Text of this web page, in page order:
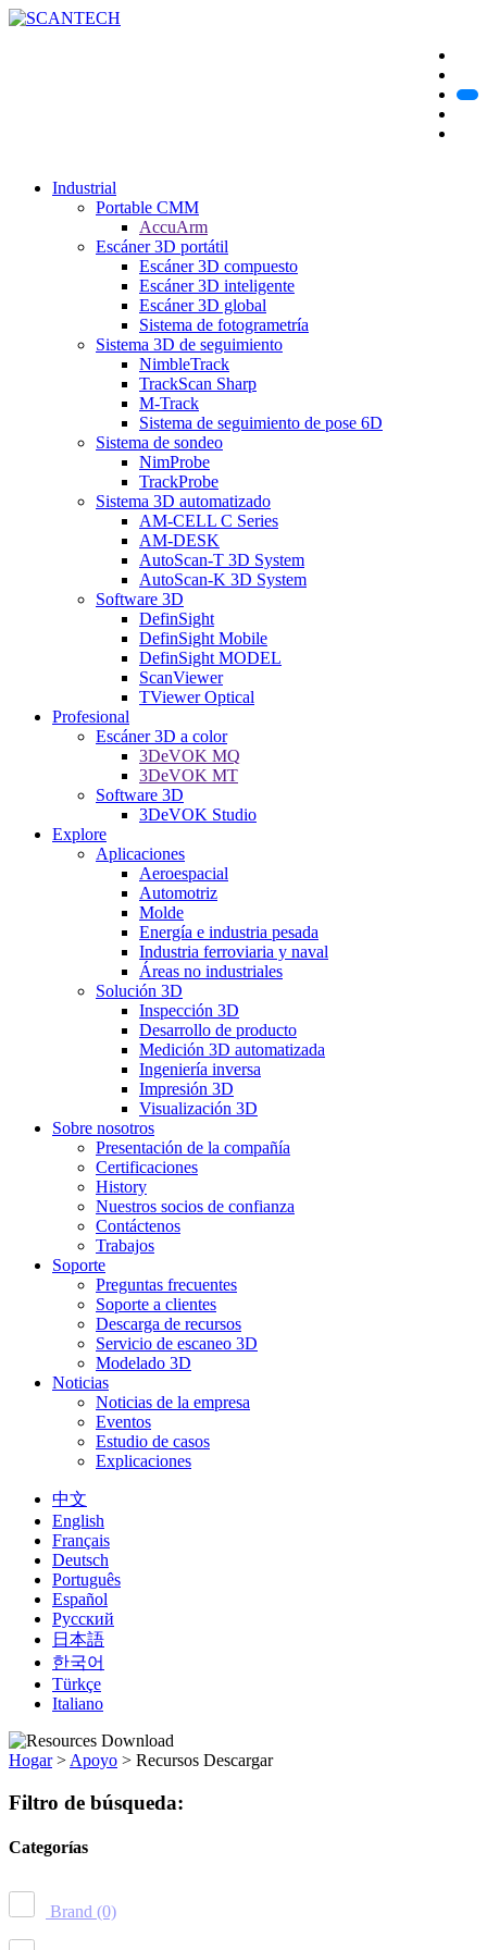
Industrial
Portable CMM
AccuArm
Escáner 3D portátil
Escáner 3D compuesto
Escáner 3D inteligente
Escáner 3D global
Sistema de fotogrametría
Sistema 3D de seguimiento
NimbleTrack
TrackScan Sharp
M-Track
Sistema de seguimiento de pose 6D
Sistema de sondeo
NimProbe
TrackProbe
Sistema 3D automatizado
AM-CELL C Series
AM-DESK
AutoScan-T 3D System
AutoScan-K 3D System
Software 3D
DefinSight
DefinSight Mobile
DefinSight MODEL
ScanViewer
TViewer Optical
Profesional
Escáner 3D a color
3DeVOK MQ
3DeVOK MT
Software 3D
3DeVOK Studio
Explore
Aplicaciones
Aeroespacial
Automotriz
Molde
Energía e industria pesada
Industria ferroviaria y naval
Áreas no industriales
Solución 3D
Inspección 3D
Desarrollo de producto
Medición 3D automatizada
Ingeniería inversa
Impresión 3D
Visualización 3D
Sobre nosotros
Presentación de la compañía
Certificaciones
History
Nuestros socios de confianza
Contáctenos
Trabajos
Soporte
Preguntas frecuentes
Soporte a clientes
Descarga de recursos
Servicio de escaneo 3D
Modelado 3D
Noticias
Noticias de la empresa
Eventos
Estudio de casos
Explicaciones
中文
English
Français
Deutsch
Português
Español
Русский
日本語
한국어
Türkçe
Italiano
Hogar > Apoyo > Recursos Descargar
Filtro de búsqueda:
Categorías
Brand (0)